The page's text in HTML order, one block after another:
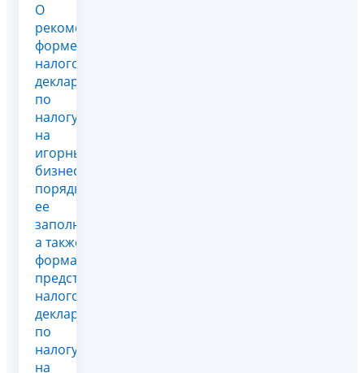
О
рекомендованной
форме
налоговой
декларации
по
налогу
на
игорный
бизнес,
порядка
ее
заполнения,
а также
формата
представления
налоговой
декларации
по
налогу
на